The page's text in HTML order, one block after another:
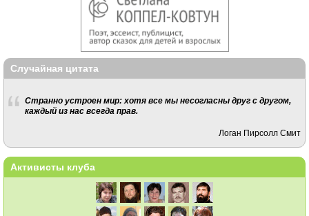
Случайная цитата
Странно устроен мир: хотя все мы несогласны друг с другом,
каждый из нас всегда прав.
Логан Пирсолл Смит
Активисты клуба